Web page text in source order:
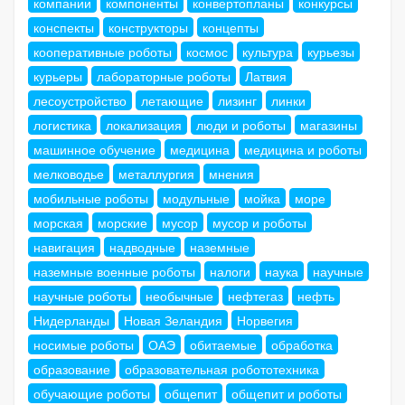
конспекты
конструкторы
концепты
кооперативные роботы
космос культура
курьезы
курьеры
лабораторные роботы
Латвия
лесоустройство
летающие лизинг
линки
логистика
локализация люди и роботы
магазины
машинное обучение
медицина
медицина и роботы
мелководье
металлургия
мнения
мобильные роботы
модульные мойка
море
морская
морские мусор
мусор и роботы
навигация
надводные
наземные
наземные военные роботы
налоги наука
научные
научные роботы
необычные нефтегаз
нефть
Нидерланды
Новая Зеландия
Норвегия
носимые роботы
ОАЭ обитаемые
обработка
образование
образовательная робототехника
обучающие роботы
общепит общепит и роботы